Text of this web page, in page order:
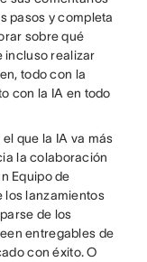
pasos y completa
sobre qué
incluso realizar
todo con la
con la IA en todo
que la IA va más
la colaboración
Equipo de
los lanzamientos
de los
entregables de
con éxito. O